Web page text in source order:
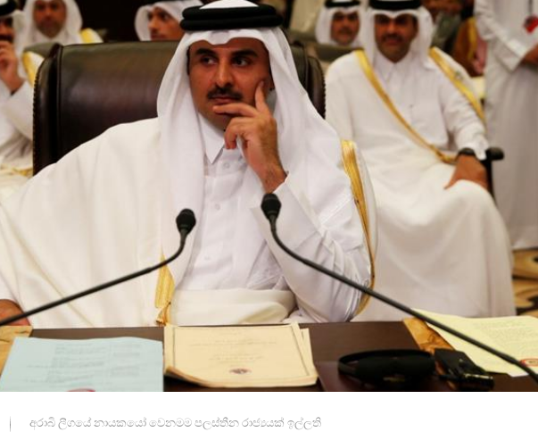
අරාබි ලීගයේ නායකයෝ වෙනමම පලස්තීන රාජ්‍යයක් ඉල්ලති